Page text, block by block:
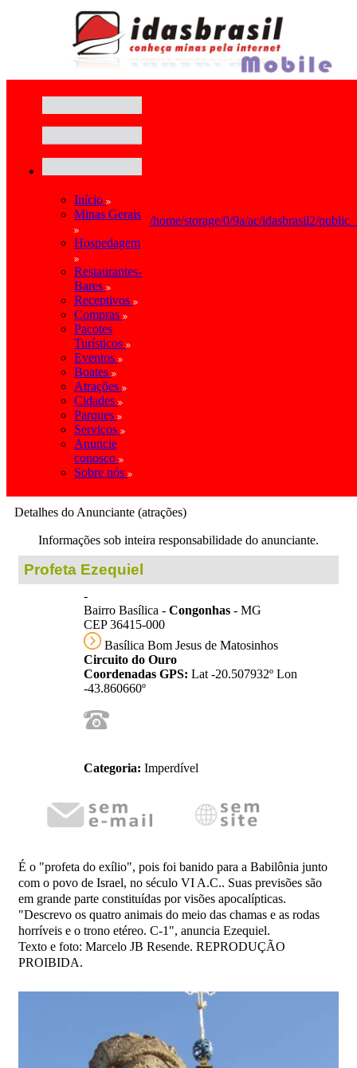
Início
Minas Gerais
Hospedagem
Restaurantes-
Bares
Receptivos
Compras
Pacotes
Turísticos
Eventos
Boates
Atrações
Cidades
Parques
Serviços
Anuncie
conosco
Sobre nós
/home/storage/0/9a/ac/idasbrasil2/
Detalhes do Anunciante (atrações)
Informações sob inteira responsabilidade do anunciante.
Profeta Ezequiel
-
Bairro Basílica - Congonhas - MG
CEP 36415-000
Basílica Bom Jesus de Matosinhos
Circuito do Ouro
Coordenadas GPS: Lat -20.507932º Lon
-43.860660º
Categoria: Imperdível
É o "profeta do exílio", pois foi banido para a Babilônia junto
com o povo de Israel, no século VI A.C.. Suas previsões são
em grande parte constituídas por visões apocalípticas.
"Descrevo os quatro animais do meio das chamas e as rodas
horríveis e o trono etéreo. C-1", anuncia Ezequiel.
Texto e foto: Marcelo JB Resende. REPRODUÇÃO
PROIBIDA.